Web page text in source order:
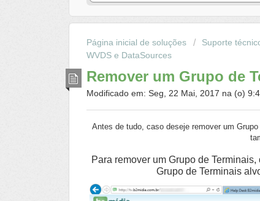
Página inicial de soluções Suporte
WVDS e DataSources
Remover um Grupo de
Modificado em: Seg, 22 Mai, 2017 na (o)
Antes de tudo, caso deseje remover um
Para remover um Grupo de
Grupo de Terminais